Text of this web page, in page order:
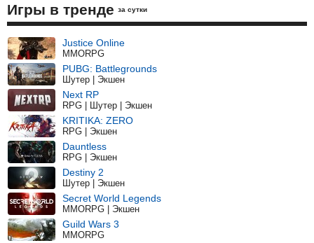
Игры в тренде за сутки
Justice Online
MMORPG
PUBG: Battlegrounds
Шутер | Экшен
Next RP
RPG | Шутер | Экшен
KRITIKA: ZERO
RPG | Экшен
Dauntless
RPG | Экшен
Destiny 2
Шутер | Экшен
Secret World Legends
MMORPG | Экшен
Guild Wars 3
MMORPG